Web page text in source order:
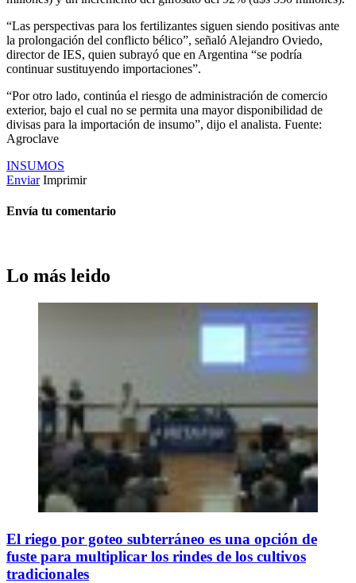
“Las perspectivas para los fertilizantes siguen siendo positivas ante
la prolongación del conflicto bélico”, señaló Alejandro Oviedo,
director de IES, quien subrayó que en Argentina “se podría
continuar sustituyendo importaciones”.
“Por otro lado, continúa el riesgo de administración de comercio
exterior, bajo el cual no se permita una mayor disponibilidad de
divisas para la importación de insumo”, dijo el analista. Fuente:
Agroclave
INSUMOS
Enviar Imprimir
Envía tu comentario
Lo más leido
El riego por goteo subterráneo es una opción de
fuste para multiplicar los rindes de los cultivos
tradicionales